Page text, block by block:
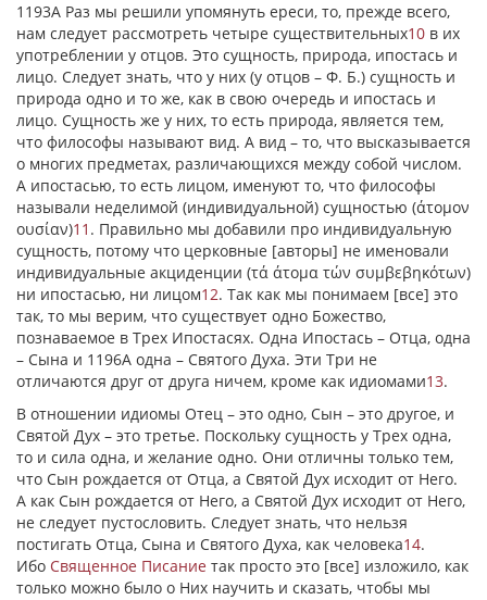
1193А Раз мы решили упомянуть ереси, то, прежде всего,
нам следует рассмотреть четыре существительных10 в их
употреблении у отцов. Это сущность, природа, ипостась и
лицо. Следует знать, что у них (у отцов – Ф. Б.) сущность и
природа одно и то же, как в свою очередь и ипостась и
лицо. Сущность же у них, то есть природа, является тем,
что философы называют вид. А вид – то, что высказывается
о многих предметах, различающихся между собой числом.
А ипостасью, то есть лицом, именуют то, что философы
называли неделимой (индивидуальной) сущностью (άτομον
ουσίαν)11 . Правильно мы добавили про индивидуальную
сущность, потому что церковные [авторы] не именовали
индивидуальные акциденции (τά άτομα τών συμβεβηκότων)
ни ипостасью, ни лицом12. Так как мы понимаем [все] это
так, то мы верим, что существует одно Божество,
познаваемое в Трех Ипостасях. Одна Ипостась – Отца, одна
– Сына и 1196А одна – Святого Духа. Эти Три не
отличаются друг от друга ничем, кроме как идиомами13.
В отношении идиомы Отец – это одно, Сын – это другое, и
Святой Дух – это третье. Поскольку сущность у Трех одна,
то и сила одна, и желание одно. Они отличны только тем,
что Сын рождается от Отца, а Святой Дух исходит от Него.
А как Сын рождается от Него, а Святой Дух исходит от Него,
не следует пустословить. Следует знать, что нельзя
постигать Отца, Сына и Святого Духа, как человека14.
Ибо Священное Писание так просто это [все] изложило, как
только можно было о Них научить и сказать, чтобы мы